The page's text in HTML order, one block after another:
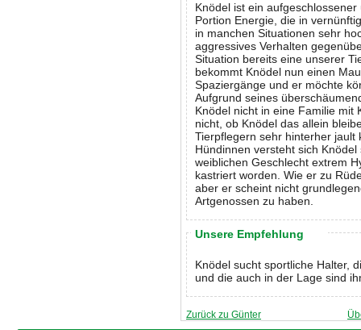
Knödel ist ein
Portion Energie, die in
in manchen Situationen sehr
aggressives Verhalten
Situation bereits eine unserer
bekommt Knödel nun einen
Spaziergänge und er möchte
Aufgrund seines
Knödel nicht in eine Familie mit
nicht, ob Knödel das allein
Tierpflegern sehr hinterher jault
Hündinnen versteht sich
weiblichen Geschlecht extrem
kastriert worden. Wie er zu
aber er scheint nicht
Artgenossen zu haben.
Unsere Empfehlung
Knödel sucht sportliche Halter,
und die auch in der Lage sind
Zurück zu Günter